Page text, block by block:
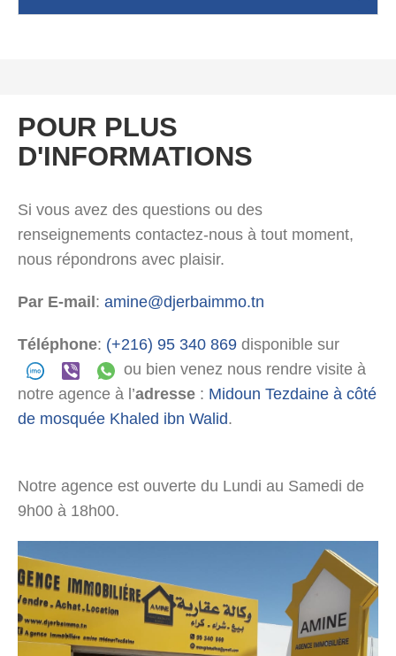
POUR PLUS
D'INFORMATIONS
Si vous avez des questions ou des
renseignements contactez-nous à tout moment,
nous répondrons avec plaisir.
Par E-mail : amine@djerbaimmo.tn
Téléphone: (+216) 95 340 869 disponible sur
ou bien venez nous rendre visite à
notre agence à l’adresse : Midoun Tezdaine à côté
de mosquée Khaled ibn Walid.
Notre agence est ouverte du Lundi au Samedi de
9h00 à 18h00.